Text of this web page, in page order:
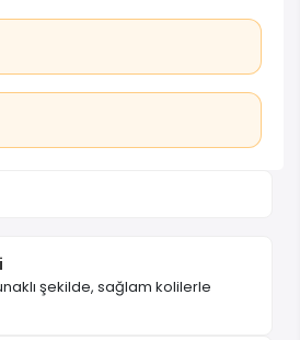
şekilde, sağlam kolilerle